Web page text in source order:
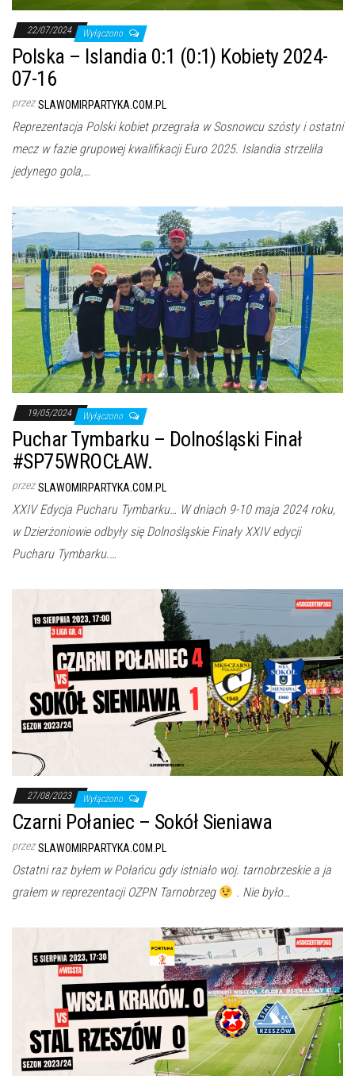
22/07/2024 Wyłączono
Polska – Islandia 0:1 (0:1) Kobiety 2024-
07-16
przez SLAWOMIRPARTYKA.COM.PL
Reprezentacja Polski kobiet przegrała w Sosnowcu szósty i ostatni
mecz w fazie grupowej kwalifikacji Euro 2025. Islandia strzeliła
jedynego gola,…
19/05/2024 Wyłączono
Puchar Tymbarku – Dolnośląski Finał
#SP75WROCŁAW.
przez SLAWOMIRPARTYKA.COM.PL
XXIV Edycja Pucharu Tymbarku… W dniach 9-10 maja 2024 roku,
w Dzierżoniowie odbyły się Dolnośląskie Finały XXIV edycji
Pucharu Tymbarku.…
27/08/2023 Wyłączono
Czarni Połaniec – Sokół Sieniawa
przez SLAWOMIRPARTYKA.COM.PL
Ostatni raz byłem w Połańcu gdy istniało woj. tarnobrzeskie a ja
grałem w reprezentacji OZPN Tarnobrzeg
. Nie było…